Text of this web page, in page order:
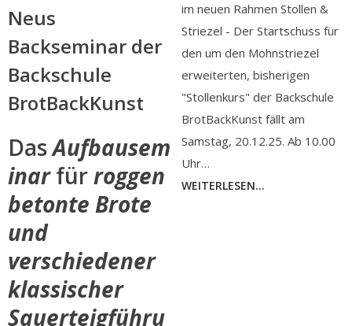
Neus
Backseminar der
Backschule
BrotBackKunst
DasAufbausem
inarfürroggen
betonte Brote
und
verschiedener
klassischer
Sauerteigführu
im neuen Rahmen Stollen &
Striezel - Der Startschuss für
den um den Mohnstriezel
erweiterten, bisherigen
"Stollenkurs" der Backschule
BrotBackKunst fällt am
Samstag, 20.12.25. Ab 10.00
Uhr…
WEITERLESEN...